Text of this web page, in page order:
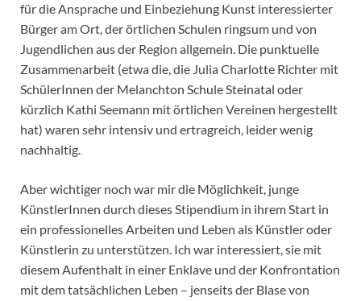
für die Ansprache und Einbeziehung Kunst interessierter
Bürger am Ort, der örtlichen Schulen ringsum und von
Jugendlichen aus der Region allgemein. Die punktuelle
Zusammenarbeit (etwa die, die Julia Charlotte Richter mit
SchülerInnen der Melanchton Schule Steinatal oder
kürzlich Kathi Seemann mit örtlichen Vereinen hergestellt
hat) waren sehr intensiv und ertragreich, leider wenig
nachhaltig.
Aber wichtiger noch war mir die Möglichkeit, junge
KünstlerInnen durch dieses Stipendium in ihrem Start in
ein professionelles Arbeiten und Leben als Künstler oder
Künstlerin zu unterstützen. Ich war interessiert, sie mit
diesem Aufenthalt in einer Enklave und der Konfrontation
mit dem tatsächlichen Leben – jenseits der Blase von